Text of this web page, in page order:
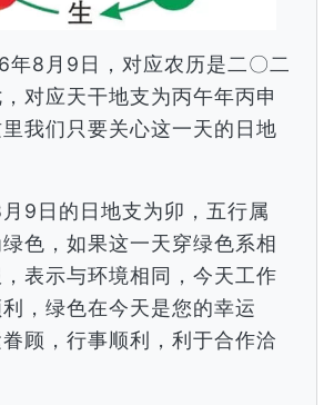
年8月9日，对应农历是二〇二
对应天干地支为丙午年丙申
我们只要关心这一天的日地
9日的日地支为卯，五行属
色，如果这一天穿绿色系相
表示与环境相同，今天工作
，绿色在今天是您的幸运
顾，行事顺利，利于合作洽